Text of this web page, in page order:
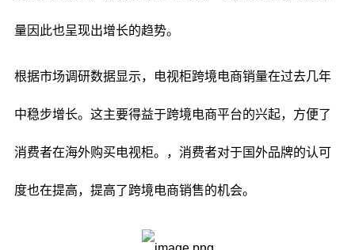
量因此也呈现出增长的趋势。
根据市场调研数据显示，电视柜跨境电商销量在过去几年
中稳步增长。这主要得益于跨境电商平台的兴起，方便了
消费者在海外购买电视柜。，消费者对于国外品牌的认可
度也在提高，提高了跨境电商销售的机会。